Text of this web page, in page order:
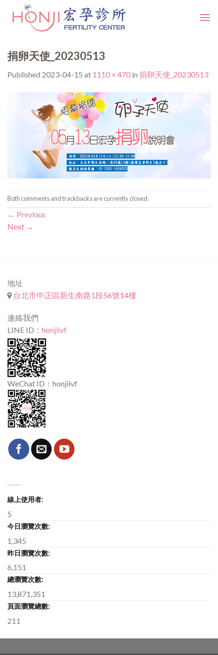
捐卵天使_20230513
Published 2023-04-15 at 1110 × 470 in 捐卵天使_20230513
Both comments and trackbacks are currently closed.
← Previous
Next →
地址
台北市中正區新生南路1段56號14樓
連絡我們
LINE ID： honjiivf
WeChat ID：honjiivf
線上使用者:
5
今日瀏覽次數:
1,345
昨日瀏覽次數:
6,151
總瀏覽次數:
13,871,351
頁面瀏覽總數:
211